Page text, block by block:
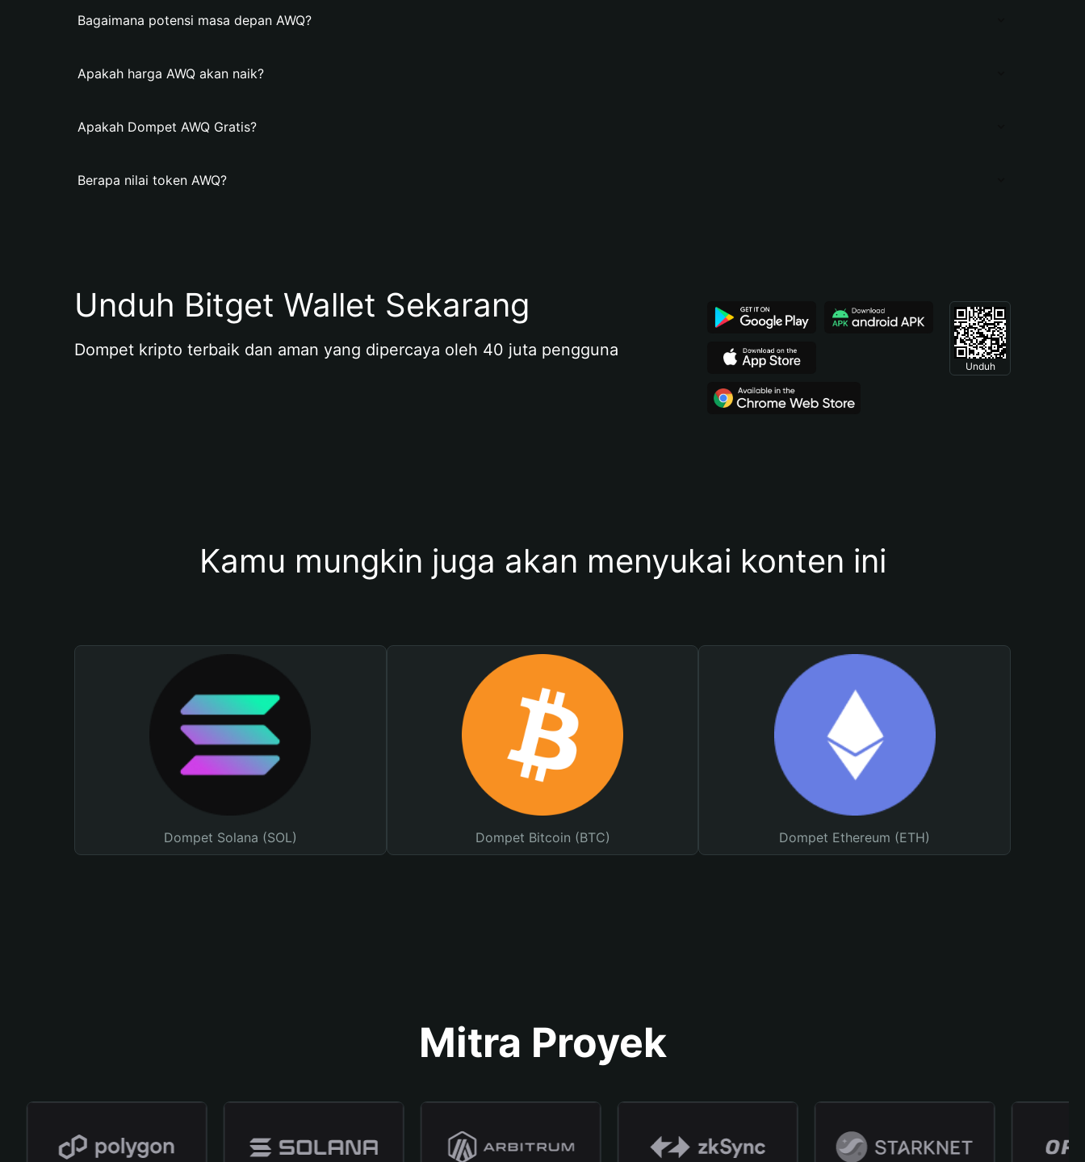
Bagaimana potensi masa depan AWQ?
Apakah harga AWQ akan naik?
Apakah Dompet AWQ Gratis?
Berapa nilai token AWQ?
Unduh Bitget Wallet Sekarang
Dompet kripto terbaik dan aman yang dipercaya oleh 40 juta pengguna
Unduh
Kamu mungkin juga akan menyukai konten ini
Dompet Solana (SOL) Dompet Bitcoin (BTC) Dompet Ethereum (ETH)
Mitra Proyek